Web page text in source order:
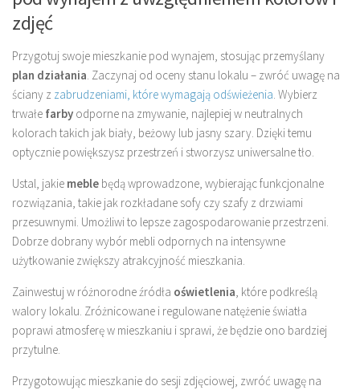
zdjęć
Przygotuj swoje mieszkanie pod wynajem, stosując przemyślany
plan działania . Zaczynaj od oceny stanu lokalu – zwróć uwagę na
ściany z zabrudzeniami, które wymagają odświeżenia . Wybierz
trwałe farby odporne na zmywanie, najlepiej w neutralnych
kolorach takich jak biały, beżowy lub jasny szary. Dzięki temu
optycznie powiększysz przestrzeń i stworzysz uniwersalne tło.
Ustal, jakie meble będą wprowadzone, wybierając funkcjonalne
rozwiązania, takie jak rozkładane sofy czy szafy z drzwiami
przesuwnymi. Umożliwi to lepsze zagospodarowanie przestrzeni.
Dobrze dobrany wybór mebli odpornych na intensywne
użytkowanie zwiększy atrakcyjność mieszkania.
Zainwestuj w różnorodne źródła oświetlenia , które podkreślą
walory lokalu. Zróżnicowane i regulowane natężenie światła
poprawi atmosferę w mieszkaniu i sprawi, że będzie ono bardziej
przytulne.
Przygotowując mieszkanie do sesji zdjęciowej, zwróć uwagę na